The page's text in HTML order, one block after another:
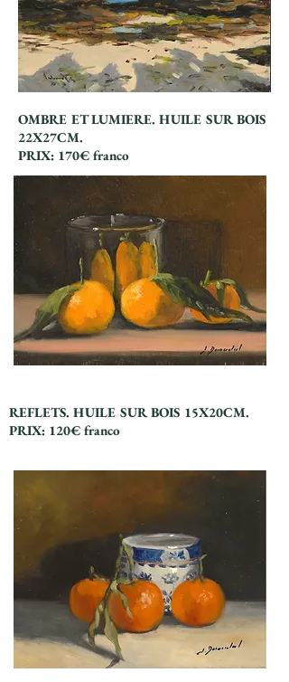
R
Titre 6
OMBRE ET LUMIERE. HUILE SUR BOIS
22X27CM.
PRIX: 170€ franco
REFLETS. HUILE SUR BOIS 15X20CM.
PRIX: 120€ franco
Titre 2